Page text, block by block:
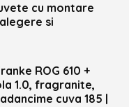
cu montare
si
ROG 610 +
1.0, fragranite,
cuva 185 |